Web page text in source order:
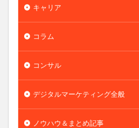
キャリア
コラム
コンサル
デジタルマーケティング全般
ノウハウ＆まとめ記事